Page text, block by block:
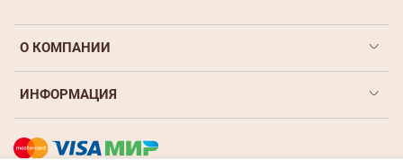
О КОМПАНИИ
ИНФОРМАЦИЯ